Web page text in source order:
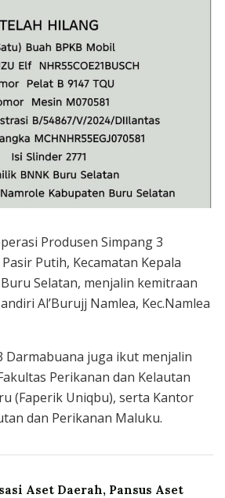
Produsen Simpang 3
Putih, Kecamatan Kepala
Selatan, menjalin kemitraan
Al’Burujj Namlea, Kec.Namlea
Darmabuana juga ikut menjalin
Perikanan dan Kelautan
(Faperik Uniqbu), serta Kantor
dan Perikanan Maluku.
Aset Daerah, Pansus Aset